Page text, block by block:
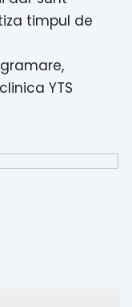
timpul de
YTS